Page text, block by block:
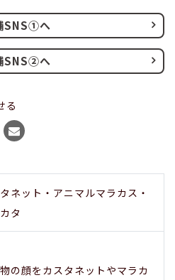
SNS①へ
SNS②へ
る
ネット・アニマルマラカス・
タ
の顔をカスタネットやマラカ